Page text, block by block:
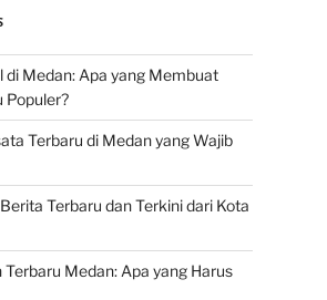
di Medan: Apa yang Membuat
Populer?
Terbaru di Medan yang Wajib
Terbaru dan Terkini dari Kota
Medan: Apa yang Harus